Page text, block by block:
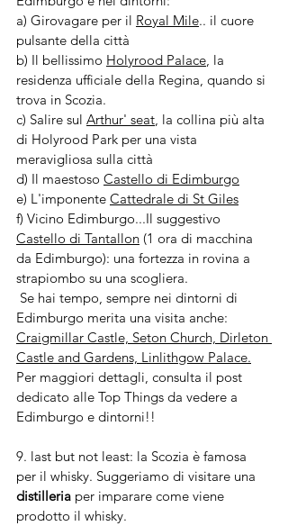
a) Girovagare per il Royal Mile.. il cuore
pulsante della città
b) Il bellissimo Holyrood Palace, la
residenza ufficiale della Regina, quando si
trova in Scozia.
c) Salire sul Arthur' seat, la collina più alta
di Holyrood Park per una vista
meravigliosa sulla città
d) Il maestoso Castello di Edimburgo
e) L'imponente Cattedrale di St Giles
f) Vicino Edimburgo...Il suggestivo
Castello di Tantallon (1 ora di macchina
da Edimburgo): una fortezza in rovina a
strapiombo su una scogliera.
Edimburgo merita una visita anche:
Craigmillar Castle, Seton Church, Dirleton
Castle and Gardens, Linlithgow Palace.
Per maggiori dettagli, consulta il post
dedicato alle Top Things da vedere a
Edimburgo e dintorni!!
9. last but not least: la Scozia è famosa
per il whisky. Suggeriamo di visitare una
distilleria per imparare come viene
prodotto il whisky.